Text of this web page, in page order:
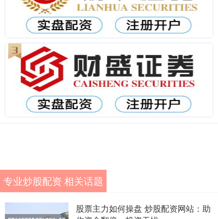
专业炒股配资 相关话题
股票主力如何操盘 炒股配资网站：助